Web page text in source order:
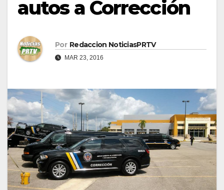
autos a Corrección
Por Redaccion NoticiasPRTV
MAR 23, 2016